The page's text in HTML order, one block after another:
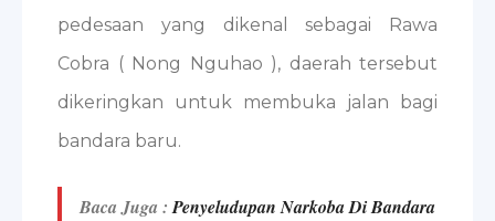
pedesaan yang dikenal sebagai Rawa
Cobra ( Nong Nguhao ), daerah tersebut
dikeringkan untuk membuka jalan bagi
bandara baru.
Baca Juga :Penyeludupan Narkoba Di Bandara